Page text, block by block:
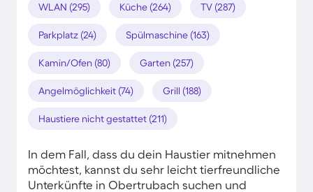
WLAN (295) Küche (264) TV (287)
Parkplatz (24) Spülmaschine (163)
Kamin/Ofen (80) Garten (257)
Angelmöglichkeit (74) Grill (188)
Haustiere nicht gestattet (211)
In dem Fall, dass du dein Haustier mitnehmen
möchtest, kannst du sehr leicht tierfreundliche
Unterkünfte in Obertrubach suchen und